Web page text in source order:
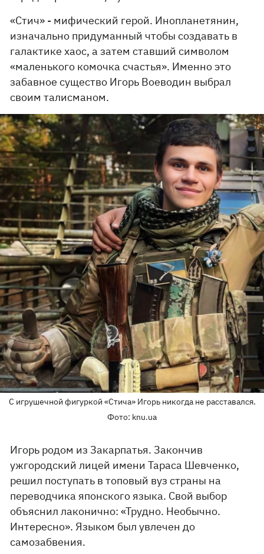
«Стич» - мифический герой. Инопланетянин,
изначально придуманный чтобы создавать в
галактике хаос, а затем ставший символом
«маленького комочка счастья». Именно это
забавное существо Игорь Воеводин выбрал
своим талисманом.
С игрушечной фигуркой «Стича» Игорь никогда не расставался.
Фото: knu.ua
Игорь родом из Закарпатья. Закончив
ужгородский лицей имени Тараса Шевченко,
решил поступать в топовый вуз страны на
переводчика японского языка. Свой выбор
объяснил лаконично: «Трудно. Необычно.
Интересно». Языком был увлечен до
самозабвения.